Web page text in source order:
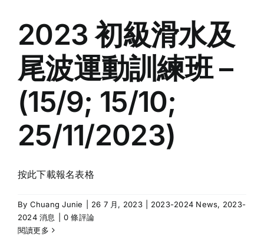
2023 初級滑水及
尾波運動訓練班 –
(15/9; 15/10;
25/11/2023)
按此下載報名表格
By Chuang Junie 26 7 月, 2023 2023-2024 News, 2023-
2024 消息
0 條評論
閱讀更多